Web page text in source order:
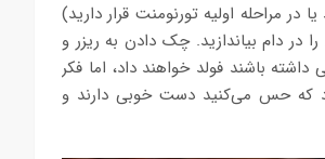
اولیه تورنومنت قرار دارید)
در دام بیاندازید. چک دادن به ریزر و
داشته باشند فولد خواهند داد، اما فکر
که حس می‌کنید دست خوبی دارند و